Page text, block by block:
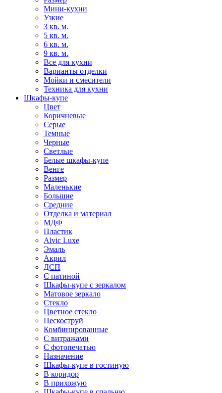
Мини-кухни
Узкие
3 кв. м.
5 кв. м.
6 кв. м.
9 кв. м.
Все для кухни
Варианты отделки
Мойки и смесители
Техника для кухни
Шкафы-купе
Цвет
Коричневые
Серые
Темные
Черные
Светлые
Белые шкафы-купе
Венге
Размер
Маленькие
Большие
Средние
Отделка и материал
МДФ
Пластик
Alvic Luxe
Эмаль
Акрил
ДСП
С патиной
Шкафы-купе с зеркалом
Матовое зеркало
Стекло
Цветное стекло
Пескоструй
Комбинированные
С витражами
С фотопечатью
Назначение
Шкафы-купе в гостиную
В коридор
В прихожую